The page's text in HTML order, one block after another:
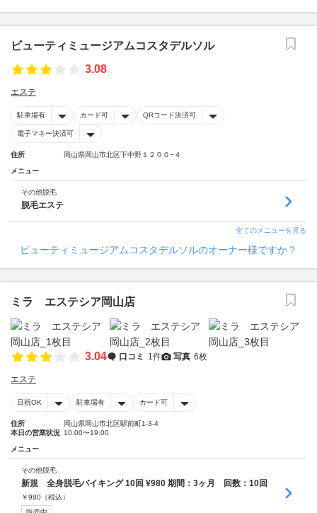
ビューティミュージアムコスタデルソル
3.08
エステ
駐車場有 カード可 QRコード決済可
電子マネー決済可
住所 岡山県岡山市北区下中野１２００−４
メニュー
その他脱毛
脱毛エステ
全てのメニューを見る
ビューティミュージアムコスタデルソルのオーナー様ですか？
ミラ エステシア岡山店
3.04 口コミ 1件 写真 6枚
エステ
日祝OK 駐車場有 カード可
住所
岡山県岡山市北区駅前町1-3-4
本日の営業状況 10:00〜19:00
メニュー
その他脱毛
新規 全身脱毛バイキング 10回 ¥980 期間：3ヶ月 回数：10回
￥980 （税込）